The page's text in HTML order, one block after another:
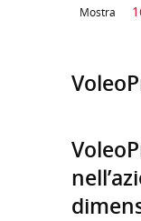
Mostra